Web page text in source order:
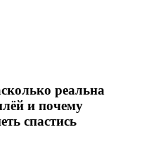
реальна
и почему
спастись